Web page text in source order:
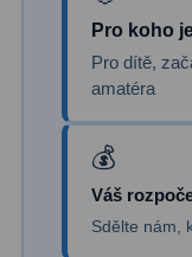
Mikroskopy76
Pro děti5
4
Školní a studentské
Pro koho
Pro dítě,
amatéra
Váš
Sdělte nám,